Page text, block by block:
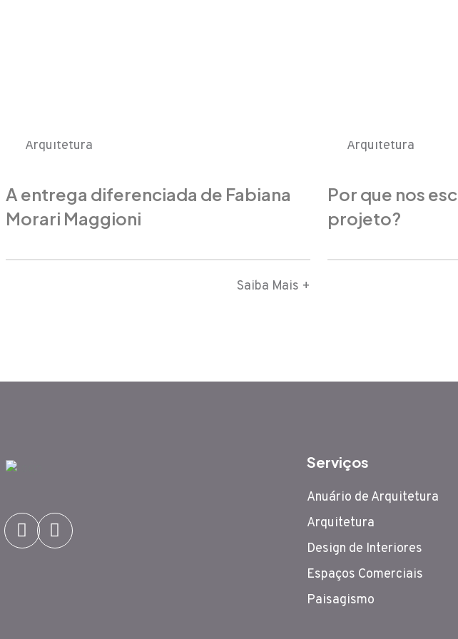
Arquitetura
A entrega diferenciada de Fabiana
Morari Maggioni
Saiba Mais +
Arquitetura
Por que nos
projeto?
Serviços
Anuário de Arquitetura
Arquitetura
Design de Interiores
Espaços Comerciais
Paisagismo